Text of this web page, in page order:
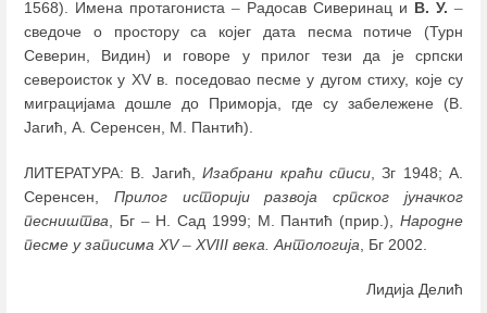
1568). Имена протагониста – Радосав Сиверинац и В. У. –
сведоче о простору са којег дата песма потиче (Турн
Северин, Видин) и говоре у прилог тези да је српски
североисток у XV в. поседовао песме у дугом стиху, које су
миграцијама дошле до Приморја, где су забележене (В.
Јагић, А. Серенсен, М. Пантић).
ЛИТЕРАТУРА: В. Јагић,Изабрани краћи списи, Зг 1948; А.
Серенсен, Прилог историји развоја српског јуначког
песништва , Бг –Н. Сад 1999; M. Пантић (прир.),Народне
песме у записима XV– XVIII века. Антологија , Бг 2002.
Лидија Делић